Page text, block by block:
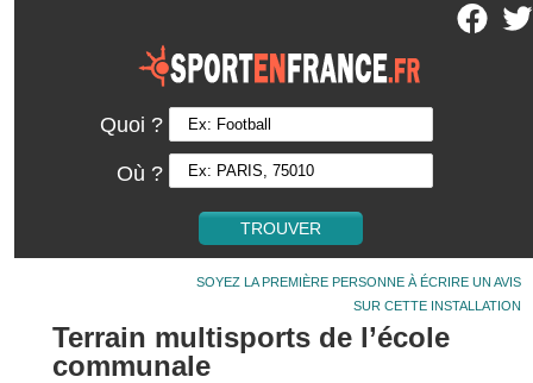
Quoi ?
Où ?
SOYEZ LA PREMIÈRE PERSONNE À ÉCRIRE UN AVIS
SUR CETTE INSTALLATION
Terrain multisports de l’école
communale